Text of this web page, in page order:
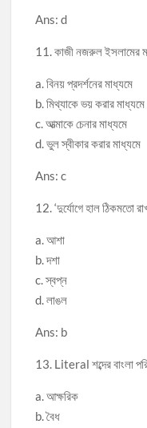
Ans: d
11. কাজী নজরুল ইসলামের
a. বিনয় প্রদর্শনের মাধ্যমে
b. মিথ্যাকে ভয় করার মাধ্যমে
c. আত্মাকে চেনার মাধ্যমে
d. ভুল স্বীকার করার মাধ্যমে
Ans: c
12. ‘দুর্যোগে হাল ঠিকমতো
a. আশা
b. দশা
c. স্বপ্ন
d. লাঙল
Ans: b
13. Literal শব্দের বাংলা
a. আক্ষরিক
b. বৈধ